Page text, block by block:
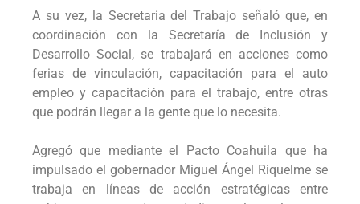
A su vez, la Secretaria del Trabajo señaló que, en
coordinación con la Secretaría de Inclusión y
Desarrollo Social, se trabajará en acciones como
ferias de vinculación, capacitación para el auto
empleo y capacitación para el trabajo, entre otras
que podrán llegar a la gente que lo necesita.
Agregó que mediante el Pacto Coahuila que ha
impulsado el gobernador Miguel Ángel Riquelme se
trabaja en líneas de acción estratégicas entre